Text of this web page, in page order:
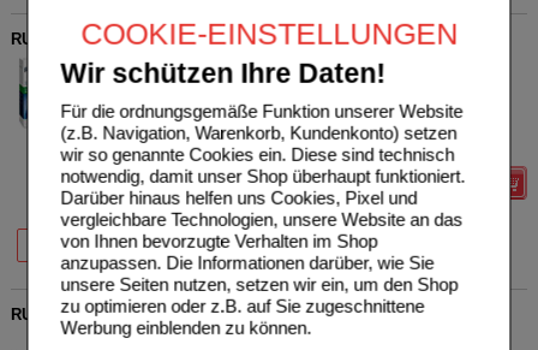
COOKIE-EINSTELLUNGEN
Wir schützen Ihre Daten!
Für die ordnungsgemäße Funktion unserer Website
(z.B. Navigation, Warenkorb, Kundenkonto) setzen
wir so genannte Cookies ein. Diese sind technisch
notwendig, damit unser Shop überhaupt funktioniert.
Darüber hinaus helfen uns Cookies, Pixel und
vergleichbare Technologien, unsere Website an das
von Ihnen bevorzugte Verhalten im Shop
anzupassen. Die Informationen darüber, wie Sie
unsere Seiten nutzen, setzen wir ein, um den Shop
zu optimieren oder z.B. auf Sie zugeschnittene
Werbung einblenden zu können.
RUBAXX Tropfen
PharmaSGP GmbH
13588555
30ml Tropfen
UVP **
Unser Preis*
Sie sparen
Grundpreis
693,00 €
Details
10 ml 30 ml
20%
50 ml
RUBAXX Mono Tabletten
PharmaSGP GmbH